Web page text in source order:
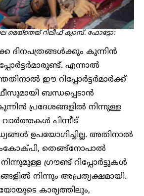
മെയ്തെയ് റിലീഫ് ക്യാമ്പ്. ഫോട്ടോ:
ദിനപത്രങ്ങൾക്കും കുന്നിൻ
എന്നാൽ
ഈ റിപ്പോർട്ടർമാർക്ക്
ബന്ധപ്പെടാൻ
കുന്നിൻ പ്രദേശങ്ങളിൽ നിന്നുള്ള
വാർത്തകൾ പിന്നീട്
ഉപയോഗിച്ചില്ല. അതിനാൽ
തെങ്ങ്നോപാൽ
ഗ്രൗണ്ട് റിപ്പോർട്ടുകൾ
നിന്നും അപ്രത്യക്ഷമായി.
കാര്യത്തിലും,